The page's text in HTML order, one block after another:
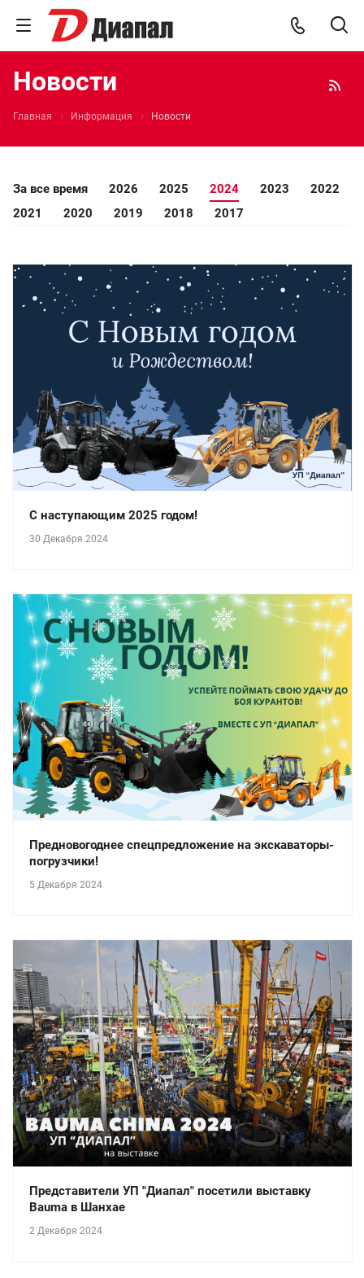
Новости
Главная Информация Новости
За все время 2026 2025 2024 2023
2022
2021
2020 2019 2018 2017
С наступающим 2025 годом!
30 Декабря 2024
Предновогоднее спецпредложение на экскаваторы-
погрузчики!
5 Декабря 2024
Представители УП "Диапал" посетили выставку
Bauma в Шанхае
2 Декабря 2024